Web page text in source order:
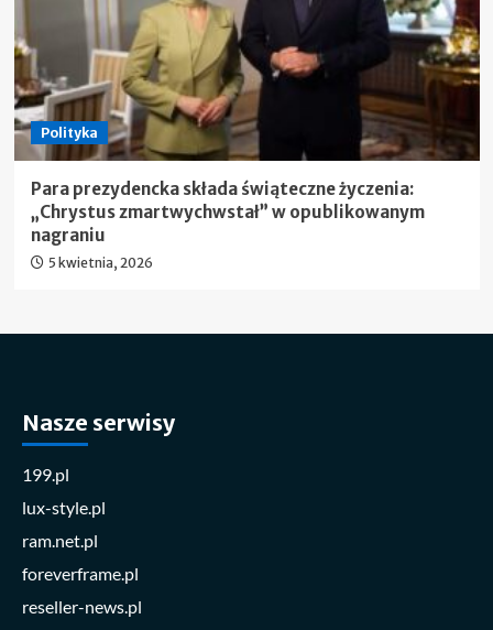
Polityka
Para prezydencka składa świąteczne życzenia:
„Chrystus zmartwychwstał” w opublikowanym
nagraniu
5 kwietnia, 2026
Nasze serwisy
199.pl
lux-style.pl
ram.net.pl
foreverframe.pl
reseller-news.pl